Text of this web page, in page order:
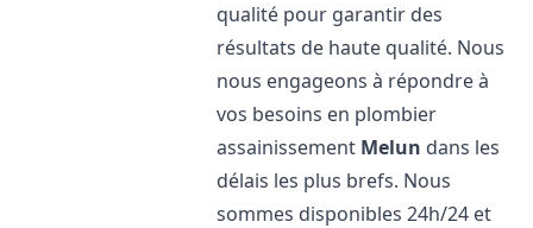
qualité pour garantir des
résultats de haute qualité. Nous
nous engageons à répondre à
vos besoins en plombier
assainissement Melun dans les
délais les plus brefs. Nous
sommes disponibles 24h/24 et